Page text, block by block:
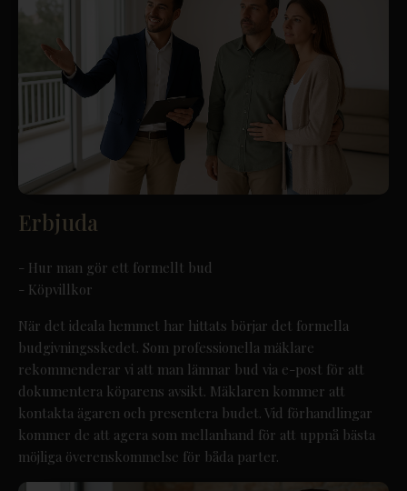
Erbjuda
- Hur man gör ett formellt bud
- Köpvillkor
När det ideala hemmet har hittats börjar det formella
budgivningsskedet. Som professionella mäklare
rekommenderar vi att man lämnar bud via e-post för att
dokumentera köparens avsikt. Mäklaren kommer att
kontakta ägaren och presentera budet. Vid förhandlingar
kommer de att agera som mellanhand för att uppnå bästa
möjliga överenskommelse för båda parter.